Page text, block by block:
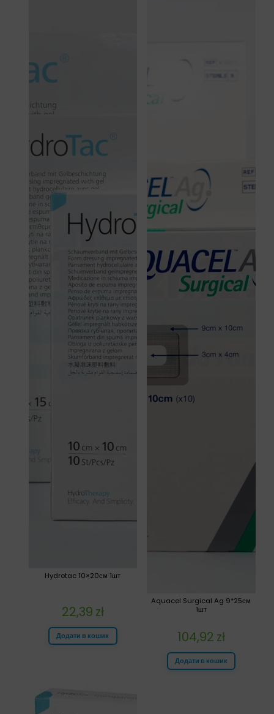
Aquacel Surgical Ag 9*25см
1шт
104,92 zł
Додати в кошик
Hydrotac 10×20см 1шт
22,39 zł
Додати в кошик